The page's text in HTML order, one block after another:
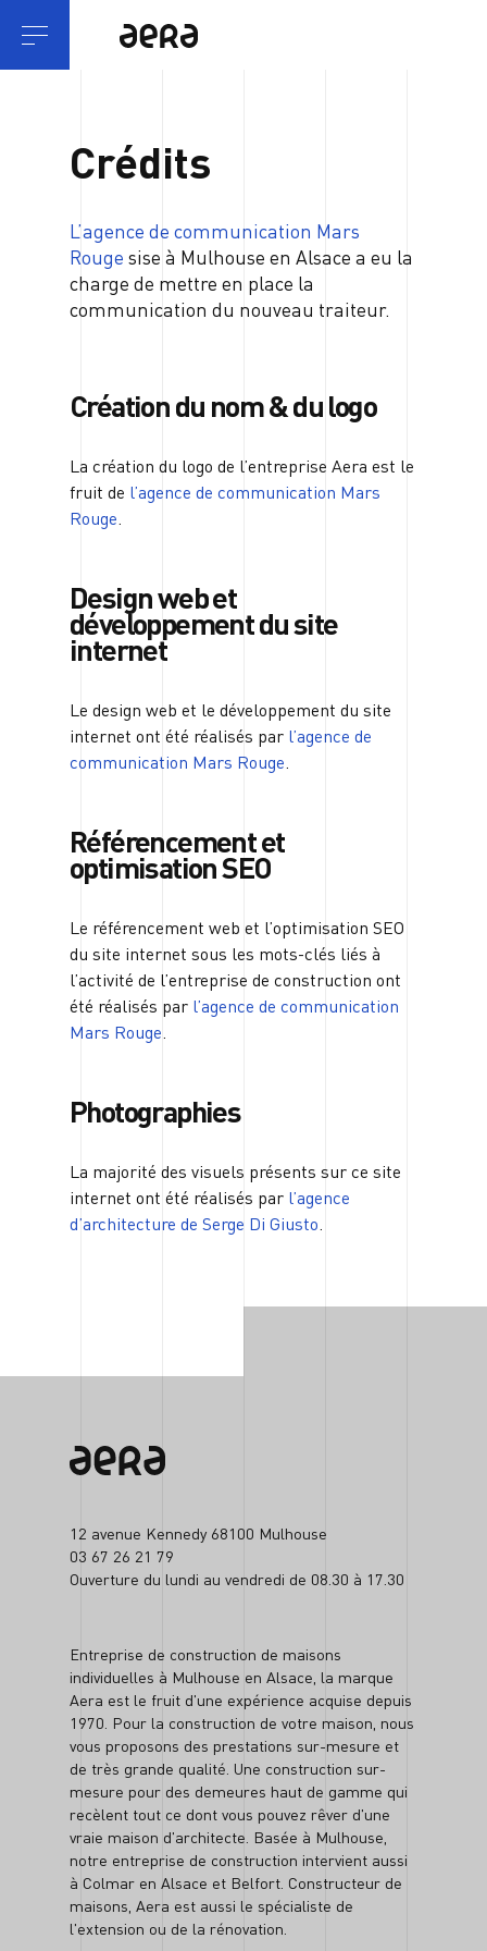
Crédits
L’agence de communication Mars
Rouge sise à Mulhouse en Alsace a eu la
charge de mettre en place la
communication du nouveau traiteur.
Création du nom & du logo
La création du logo de l’entreprise Aera est le
fruit de l’agence de communication Mars
Rouge
Design web et
développement du site
internet
Le design web et le développement du site
internet ont été réalisés par l’agence de
communication Mars Rouge
Référencement et
optimisation SEO
Le référencement web et l’optimisation SEO
du site internet sous les mots-clés liés à
l’activité de l’entreprise de construction ont
été réalisés par l’agence de communication
Mars Rouge
Photographies
La majorité des visuels présents sur ce site
internet ont été réalisés par l’agence
d’architecture de Serge Di Giusto
12 avenue Kennedy 68100 Mulhouse
03 67 26 21 79
Ouverture du lundi au vendredi de 08.30 à 17.30
Entreprise de construction de maisons
individuelles à Mulhouse en Alsace, la marque
Aera est le fruit d'une expérience acquise depuis
1970. Pour la construction de votre maison, nous
vous proposons des prestations sur-mesure et
de très grande qualité. Une construction sur-
mesure pour des demeures haut de gamme qui
recèlent tout ce dont vous pouvez rêver d'une
vraie maison d'architecte. Basée à Mulhouse,
notre entreprise de construction intervient aussi
à Colmar en Alsace et Belfort. Constructeur de
maisons, Aera est aussi le spécialiste de
l'extension ou de la rénovation.